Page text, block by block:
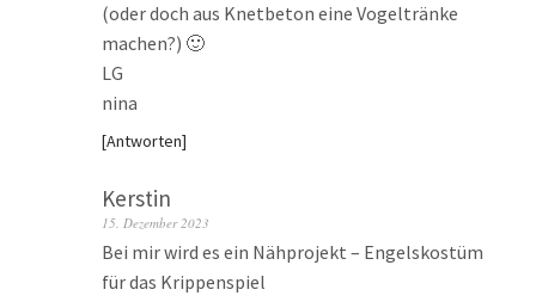
(oder doch aus Knetbeton eine Vogeltränke
machen?) 🙂
LG
nina
Antworten
Kerstin
15. Dezember 2023
Bei mir wird es ein Nähprojekt – Engelskostüm
für das Krippenspiel